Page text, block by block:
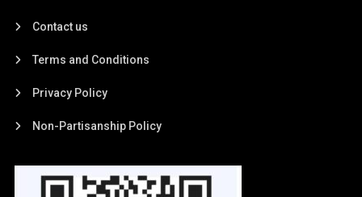
Contact us
Terms and Conditions
Privacy Policy
Non-Partisanship Policy